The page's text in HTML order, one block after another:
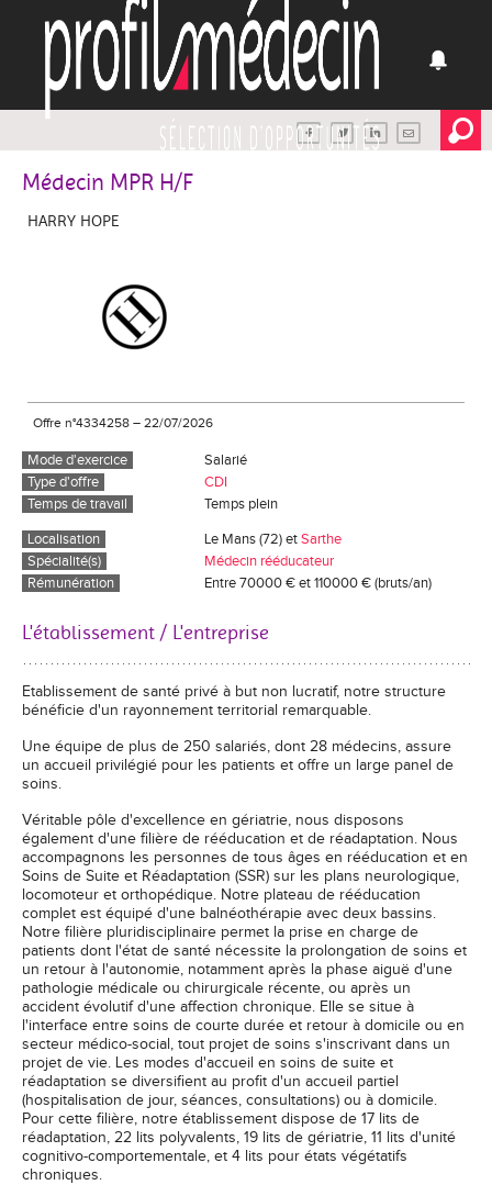
Médecin MPR H/F
HARRY HOPE
Offre n°4334258 – 22/07/2026
Mode d'exercice
Salarié
Type d'offre
CDI
Temps de travail
Temps plein
Localisation
Le Mans (72) etSarthe
Spécialité(s)
Médecin rééducateur
Rémunération
Entre 70000 € et 110000 € (bruts/an)
L'établissement / L'entreprise
Etablissement de santé privé à but non lucratif, notre structure
bénéficie d'un rayonnement territorial remarquable.
Une équipe de plus de 250 salariés, dont 28 médecins, assure
un accueil privilégié pour les patients et offre un large panel de
soins.
Véritable pôle d'excellence en gériatrie, nous disposons
également d'une filière de rééducation et de réadaptation. Nous
accompagnons les personnes de tous âges en rééducation et en
Soins de Suite et Réadaptation (SSR) sur les plans neurologique,
locomoteur et orthopédique. Notre plateau de rééducation
complet est équipé d'une balnéothérapie avec deux bassins.
Notre filière pluridisciplinaire permet la prise en charge de
patients dont l'état de santé nécessite la prolongation de soins et
un retour à l'autonomie, notamment après la phase aiguë d'une
pathologie médicale ou chirurgicale récente, ou après un
accident évolutif d'une affection chronique. Elle se situe à
l'interface entre soins de courte durée et retour à domicile ou en
secteur médico-social, tout projet de soins s'inscrivant dans un
projet de vie. Les modes d'accueil en soins de suite et
réadaptation se diversifient au profit d'un accueil partiel
(hospitalisation de jour, séances, consultations) ou à domicile.
Pour cette filière, notre établissement dispose de 17 lits de
réadaptation, 22 lits polyvalents, 19 lits de gériatrie, 11 lits d'unité
cognitivo-comportementale, et 4 lits pour états végétatifs
chroniques.